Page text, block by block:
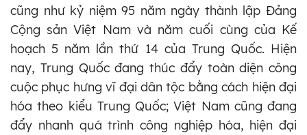
cũng như kỷ niệm 95 năm ngày thành lập Đảng
Cộng sản Việt Nam và năm cuối cùng của Kế
hoạch 5 năm lần thứ 14 của Trung Quốc. Hiện
nay, Trung Quốc đang thúc đẩy toàn diện công
cuộc phục hưng vĩ đại dân tộc bằng cách hiện đại
hóa theo kiểu Trung Quốc; Việt Nam cũng đang
đẩy nhanh quá trình công nghiệp hóa, hiện đại